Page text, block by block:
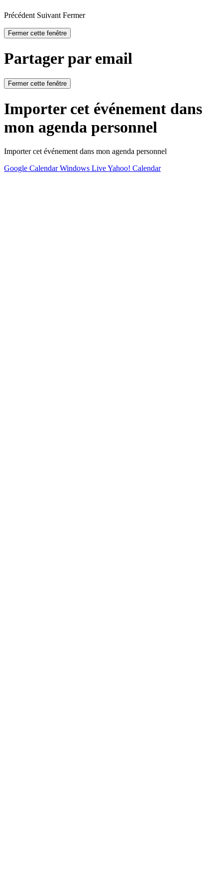
Précédent Suivant Fermer
Fermer cette fenêtre
Partager par email
Fermer cette fenêtre
Importer cet événement dans
mon agenda personnel
Importer cet événement dans mon agenda personnel
Google CalendarWindows LiveYahoo! Calendar